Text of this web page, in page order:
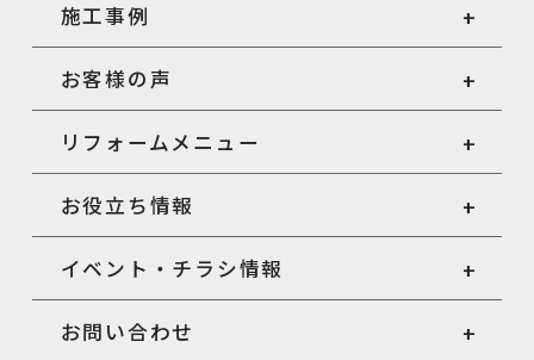
施工事例
お客様の声
リフォームメニュー
お役立ち情報
イベント・チラシ情報
お問い合わせ